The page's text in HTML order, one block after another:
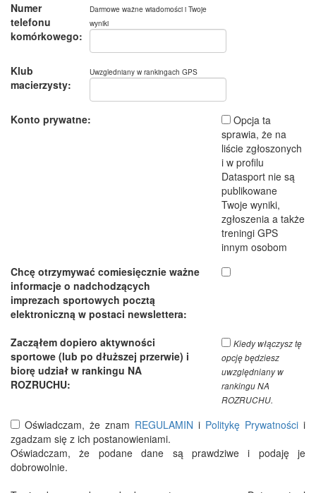
Numer
telefonu
komórkowego:
Darmowe ważne wiadomości i Twoje
wyniki
Klub
macierzysty:
Uwzgledniany w rankingach GPS
Konto prywatne:
Opcja ta
sprawia, że na
liście zgłoszonych
i w profilu
Datasport nie są
publikowane
Twoje wyniki,
zgłoszenia a także
treningi GPS
innym osobom
Chcę otrzymywać comiesięcznie ważne
informacje o nadchodzących
imprezach sportowych pocztą
elektroniczną w postaci newslettera:
Zacząłem dopiero aktywności
sportowe (lub po dłuższej przerwie) i
biorę udział w rankingu NA
ROZRUCHU:
Kiedy włączysz tę
opcję będziesz
uwzględniany w
rankingu NA
ROZRUCHU.
Oświadczam, że znam REGULAMIN i Politykę Prywatności i
zgadzam się z ich postanowieniami.
Oświadczam, że podane dane są prawdziwe i podaję je
dobrowolnie.